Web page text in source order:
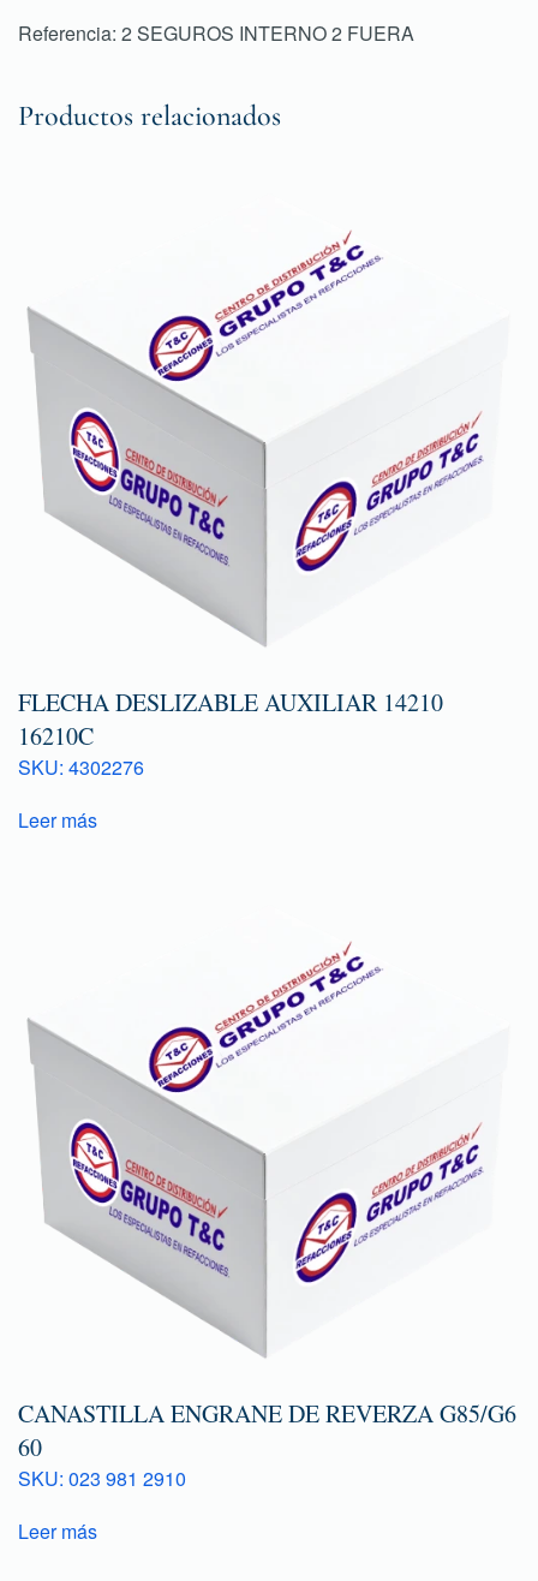
Referencia: 2 SEGUROS INTERNO 2 FUERA
Productos relacionados
FLECHA DESLIZABLE AUXILIAR 14210
16210C
SKU: 4302276
Leer más
CANASTILLA ENGRANE DE REVERZA G85/G6
60
SKU: 023 981 2910
Leer más